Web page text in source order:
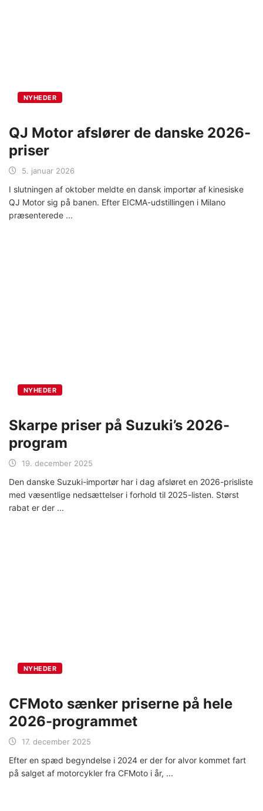
NYHEDER
QJ Motor afslører de danske 2026-
priser
5. januar 2026
I slutningen af oktober meldte en dansk importør af kinesiske
QJ Motor sig på banen. Efter EICMA-udstillingen i Milano
præsenterede
NYHEDER
Skarpe priser på Suzuki’s 2026-
program
19. december 2025
Den danske Suzuki-importør har i dag afsløret en 2026-prisliste
med væsentlige nedsættelser i forhold til 2025-listen. Størst
rabat er der
NYHEDER
CFMoto sænker priserne på hele
2026-programmet
17. december 2025
Efter en spæd begyndelse i 2024 er der for alvor kommet fart
på salget af motorcykler fra CFMoto i år,